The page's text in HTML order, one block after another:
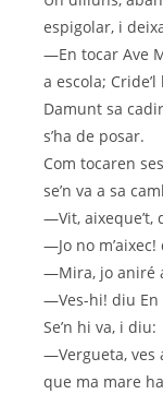
espigolar, i
—En tocar Ave
a escola;
Damunt sa
s’ha de posar.
Com tocaren
se’n va a sa
—Vit, aixeque’t,
—Jo no
—Mira, jo aniré
—Ves-hi! diu En
Se’n hi va, i diu:
—Vergueta, ves
que ma mare